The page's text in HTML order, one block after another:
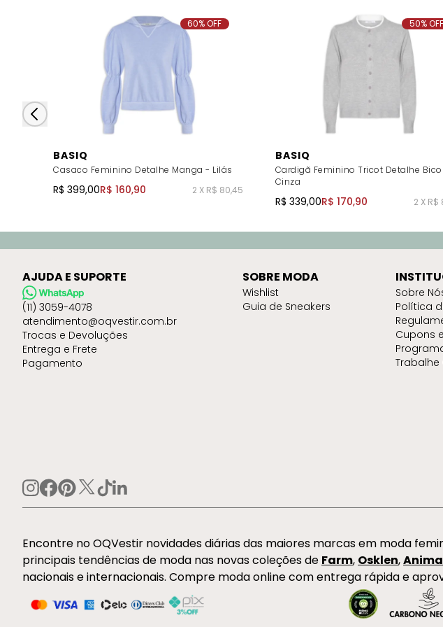
BASIQ
Casaco Feminino Detalhe Manga - Lilás
R$ 399,00R$ 160,90 2 X R$ 80,45
60% OFF
BASIQ
Cardigã Feminino Tricot Detalhe
Cinza
R$ 339,00R$ 170,90 2 X R$
50% OFF
AJUDA E SUPORTE
(11) 3059-4078
atendimento@oqvestir.com.br
Trocas e Devoluções
Entrega e Frete
Pagamento
SOBRE MODA
Wishlist
Guia de Sneakers
Sobre
Política
Cupons
Encontre no OQVestir novidades diárias das maiores marcas em moda
principais tendências de moda nas novas coleções de Farm, Osklen,
nacionais e internacionais. Compre moda online com entrega rápida e